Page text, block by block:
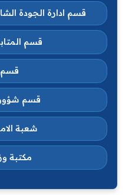
قسم ادارة الجودة
قسم
قسم
قسم
شعبة
مكتبة